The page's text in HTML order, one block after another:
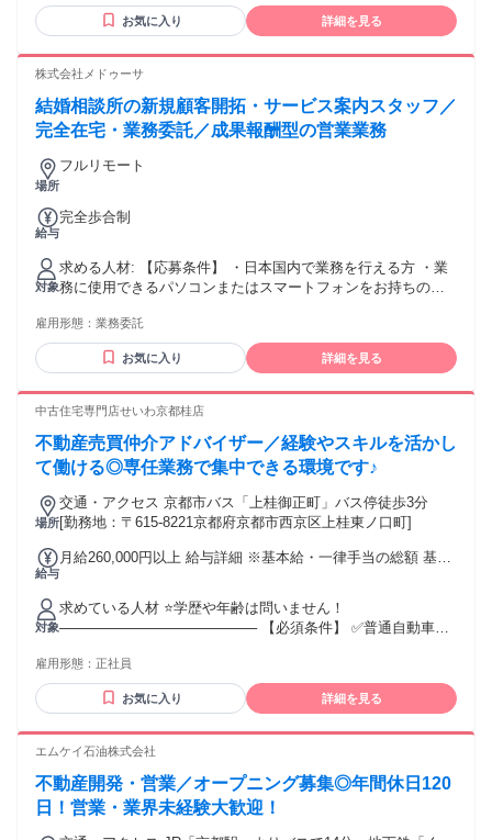
こんな方にぴったり ／ フルリモートで通勤時間をなくしたい
リモートでも適度にコミュニケーションを取りたい これまで
宅・リモートでのお仕事 Web制作・SaaSサービスの法人営業
いる方
お気に入り 詳細を見る
株式会社メドゥーサ
結婚相談所の新規顧客開拓・サービス案内スタッフ／
完全在宅・業務委託／成果報酬型の営業業務
場所
フルリモート
給与
完全歩合制
対象
求める人材: 【応募条件】 ・日本国内で業務を行える方 ・業
務に使用できるパソコンまたはスマートフォンをお持ちの方
を適切に管理できる方 ・法令および会社の案内ルールを守っ
て業務を行える方 ・対応履歴や結果を正確に入力・報告でき
経験の有無にかかわらず、応募条件と成果報酬の仕組みを十
方】 ・自分で業務時間を組み立てたい方 ・人の話を丁寧に聞
ける方 ・相手に合わせて分かりやすく説明できる方 ・決めら
がら業務を進められる方 ・対応結果を正確に記録・報告でき
る方
雇用形態： 業務委託
お気に入り 詳細を見る
中古住宅専門店せいわ京都桂店
不動産売買仲介アドバイザー／経験やスキルを活かし
て働ける◎専任業務で集中できる環境です♪
場所
交通・アクセス 京都市バス「上桂御正町」バス停徒歩3分
[勤務地：〒615-8221京都府京都市西京区上桂東ノ口町]
給与
月給260,000円以上 給与詳細 ※基本給・一律手当の総額 基本
律で支払われる通勤・皆勤・家族手当金額：なし 全員に一律
で支払われるその他手当金額：あり 1ヶ月あたり4万円 ※一律
手当は物価調整手当として支給 ※年齢・経験・前職給与を参
考に決定。 ■昇給 年1回 ■賞与 年2回（7‧12⽉） ■インセンテ
最安値で設定） ■役職⼿当 （業務難易度に応じて⽀給） ■資
格⼿当 （担当業務において、該当する資格に応じて⽀給） ■
物価調整⼿当は変動あり ■⾞両借上げ⼿当（最⼤4万円/⽉）
対象
求めている人材 ⭐学歴や年齢は問いません！
──────────────────── 【必須条件】 ✅普通自動車運
界業種は問いません） ────────────────────
雇用形態： 正社員
お気に入り 詳細を見る
エムケイ石油株式会社
不動産開発・営業／オープニング募集◎年間休日120
日！営業・業界未経験大歓迎！